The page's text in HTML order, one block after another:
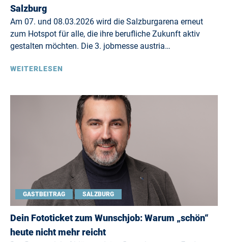
Salzburg
Am 07. und 08.03.2026 wird die Salzburgarena erneut
zum Hotspot für alle, die ihre berufliche Zukunft aktiv
gestalten möchten. Die 3. jobmesse austria…
WEITERLESEN
GASTBEITRAG SALZBURG
Dein Fototicket zum Wunschjob: Warum „schön“
heute nicht mehr reicht